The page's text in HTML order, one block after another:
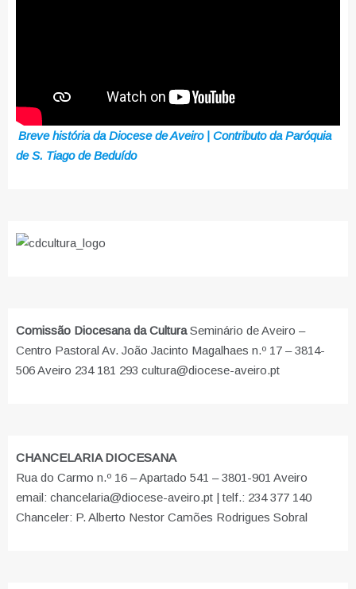
Breve história da Diocese de Aveiro | Contributo da Paróquia
de S. Tiago de Beduído
Comissão Diocesana da CulturaSeminário de Aveiro –
Centro Pastoral Av. João Jacinto Magalhaes n.º 17 – 3814-
506 Aveiro 234 181 293 cultura@diocese-aveiro.pt
CHANCELARIA DIOCESANA
Rua do Carmo n.º 16 – Apartado 541 – 3801-901 Aveiro
email: chancelaria@diocese-aveiro.pt | telf.: 234 377 140
Chanceler: P. Alberto Nestor Camões Rodrigues Sobral